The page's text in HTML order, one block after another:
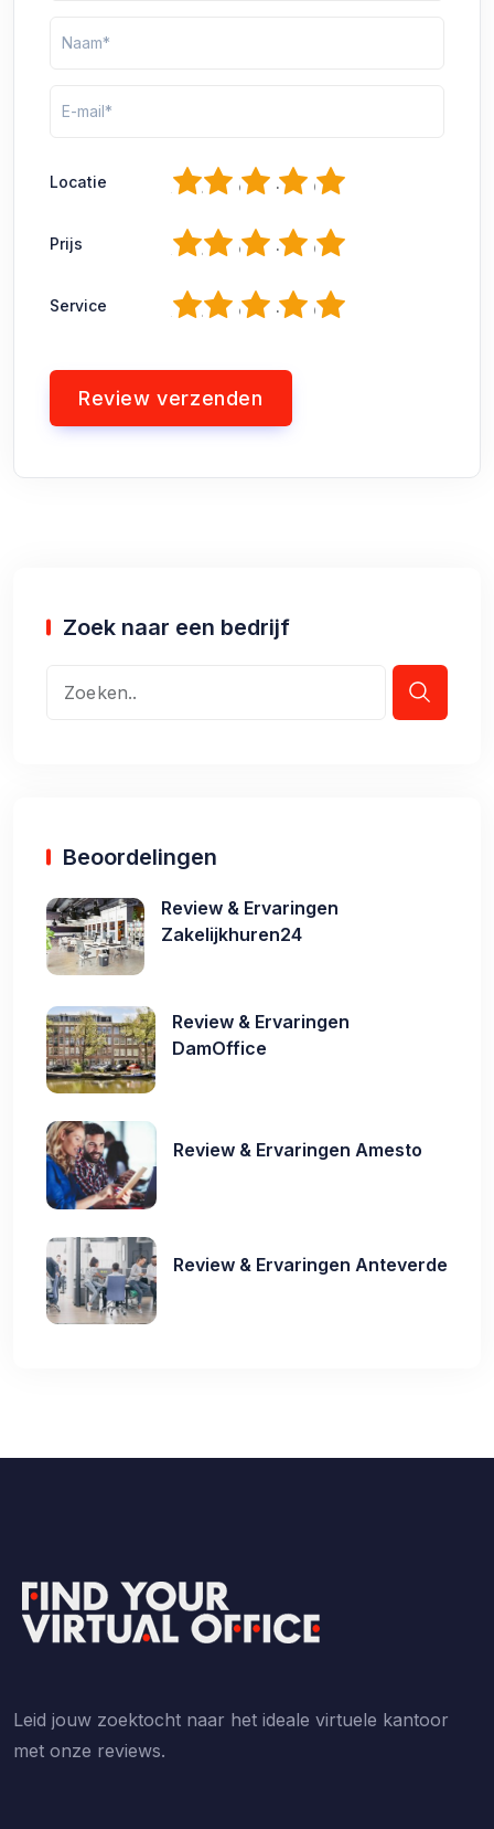
Locatie 5
4
3
2
Prijs 5
4
3
2
Service 5
4
3
2
Zoek naar een bedrijf
Beoordelingen
Review & Ervaringen
Zakelijkhuren24
Review & Ervaringen
DamOffice
Review & Ervaringen Amesto
Review & Ervaringen Anteverde
Leid jouw zoektocht naar het ideale virtuele kantoor
met onze reviews.